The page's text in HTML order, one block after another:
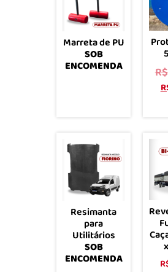
Marreta de PU
SOB
ENCOMENDA R$
Resimanta
para
Utilitários
SOB
ENCOMENDA